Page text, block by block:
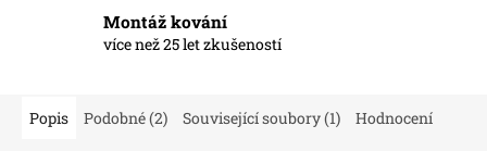
Montáž kování
více než 25 let zkušeností
Popis Podobné (2) Související soubory (1) Hodnocení